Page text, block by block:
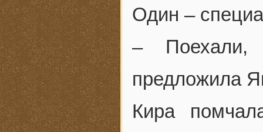
Один –
– Поехали,
предложила
Кира